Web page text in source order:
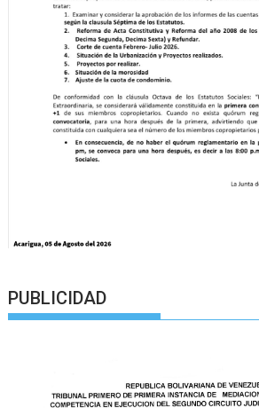
PUBLICIDAD